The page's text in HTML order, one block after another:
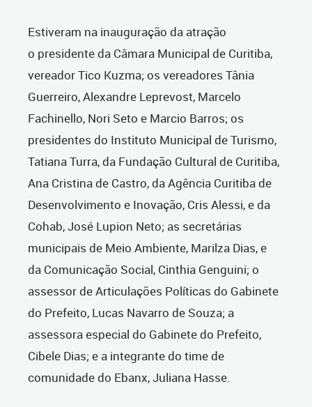
Estiveram na inauguração da atração
o presidente da Câmara Municipal de Curitiba,
vereador Tico Kuzma; os vereadores Tânia
Guerreiro, Alexandre Leprevost, Marcelo
Fachinello, Nori Seto e Marcio Barros; os
presidentes do Instituto Municipal de Turismo,
Tatiana Turra, da Fundação Cultural de Curitiba,
Ana Cristina de Castro, da Agência Curitiba de
Desenvolvimento e Inovação, Cris Alessi, e da
Cohab, José Lupion Neto; as secretárias
municipais de Meio Ambiente, Marilza Dias, e
da Comunicação Social, Cinthia Genguini; o
assessor de Articulações Políticas do Gabinete
do Prefeito, Lucas Navarro de Souza; a
assessora especial do Gabinete do Prefeito,
Cibele Dias; e a integrante do time de
comunidade do Ebanx, Juliana Hasse.